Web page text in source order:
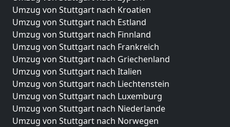
Umzug von Stuttgart nach Kroatien
Umzug von Stuttgart nach Estland
Umzug von Stuttgart nach Finnland
Umzug von Stuttgart nach Frankreich
Umzug von Stuttgart nach Griechenland
Umzug von Stuttgart nach Italien
Umzug von Stuttgart nach Liechtenstein
Umzug von Stuttgart nach Luxemburg
Umzug von Stuttgart nach Niederlande
Umzug von Stuttgart nach Norwegen